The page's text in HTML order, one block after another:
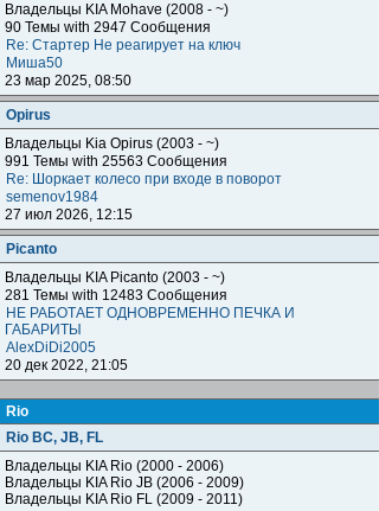
Владельцы KIA Mohave (2008 - ~)
90 Темы with 2947 Сообщения
Re: Стартер Не реагирует на ключ
Миша50
23 мар 2025, 08:50
Opirus
Владельцы Kia Opirus (2003 - ~)
991 Темы with 25563 Сообщения
Re: Шоркает колесо при входе в поворот
semenov1984
27 июл 2026, 12:15
Piсanto
Владельцы KIA Piсanto (2003 - ~)
281 Темы with 12483 Сообщения
НЕ РАБОТАЕТ ОДНОВРЕМЕННО ПЕЧКА И
ГАБАРИТЫ
AlexDiDi2005
20 дек 2022, 21:05
Rio
Rio BC, JB, FL
Владельцы KIA Rio (2000 - 2006)
Владельцы KIA Rio JB (2006 - 2009)
Владельцы KIA Rio FL (2009 - 2011)